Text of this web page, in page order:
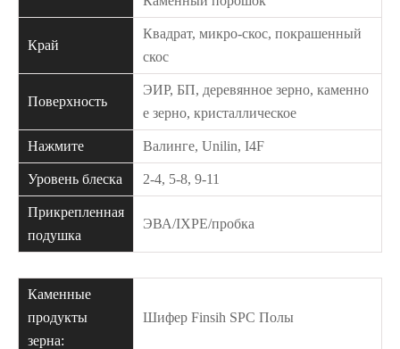
Край
Квадрат, микро-скос, покрашенный
скос
Поверхность
ЭИР, БП, деревянное зерно, каменно
е зерно, кристаллическое
Нажмите Валинге, Unilin, I4F
Уровень блеска 2-4, 5-8, 9-11
Прикрепленная
подушка
ЭВА/IXPE/пробка
Каменные
продукты
зерна:
Шифер Finsih SPC Полы